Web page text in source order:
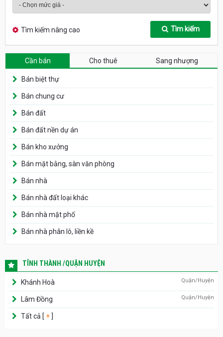
Tìm kiếm nâng cao Tìm kiếm
Cần bán Cho thuê Sang nhượng
Bán biệt thự
Bán chung cư
Bán đất
Bán đất nền dự án
Bán kho xưởng
Bán mặt bằng, sàn văn phòng
Bán nhà
Bán nhà đất loại khác
Bán nhà mặt phố
Bán nhà phân lô, liền kề
TỈNH THÀNH /QUẬN HUYỆN
Khánh Hoà Quận/Huyện
Lâm Đồng Quận/Huyện
Tất cả [ + ]